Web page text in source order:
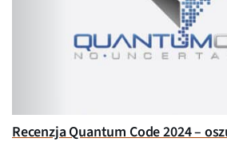
Recenzja Quantum Code 2024 –